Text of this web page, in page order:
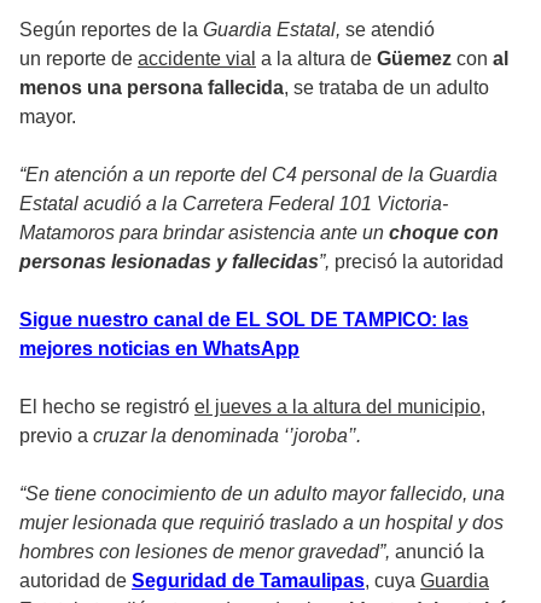
Según reportes de la Guardia Estatal, se atendió
un reporte de accidente vial a la altura de Güemez con al
menos una persona fallecida, se trataba de un adulto
mayor.
“En atención a un reporte del C4 personal de la Guardia
Estatal acudió a la Carretera Federal 101 Victoria-
Matamoros para brindar asistencia ante un choque con
personas lesionadas y fallecidas”, precisó la autoridad
Sigue nuestro canal de EL SOL DE TAMPICO: las
mejores noticias en WhatsApp
El hecho se registró el jueves a la altura del municipio,
previo a cruzar la denominada ‘’joroba’’.
“Se tiene conocimiento de un adulto mayor fallecido, una
mujer lesionada que requirió traslado a un hospital y dos
hombres con lesiones de menor gravedad”, anunció la
autoridad de Seguridad de Tamaulipas, cuya Guardia